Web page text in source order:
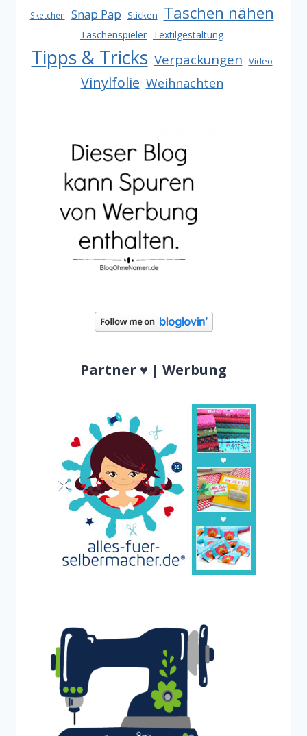
Sketchen Snap Pap Sticken Taschen nähen
Taschenspieler Textilgestaltung
Tipps & Tricks Verpackungen Video
Vinylfolie Weihnachten
Partner ♥ | Werbung